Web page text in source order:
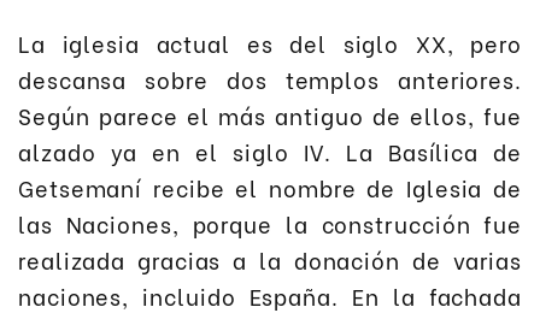
La iglesia actual es del siglo XX, pero
descansa sobre dos templos anteriores.
Según parece el más antiguo de ellos, fue
alzado ya en el siglo IV. La Basílica de
Getsemaní recibe el nombre de Iglesia de
las Naciones, porque la construcción fue
realizada gracias a la donación de varias
naciones, incluido España. En la fachada